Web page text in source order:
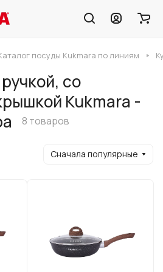
посуды Kukmara по линиям
со
Kukmara -
8 товаров
Сначала популярные